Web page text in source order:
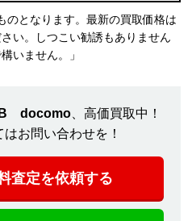
となります。最新の買取価格は
い。しつこい勧誘もありません
いません。」
docomo 、高価買取中！
お問い合わせを！
査定を依頼する